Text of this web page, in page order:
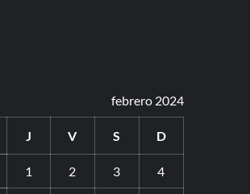
febrero 2024
J V S D
1 2 3 4